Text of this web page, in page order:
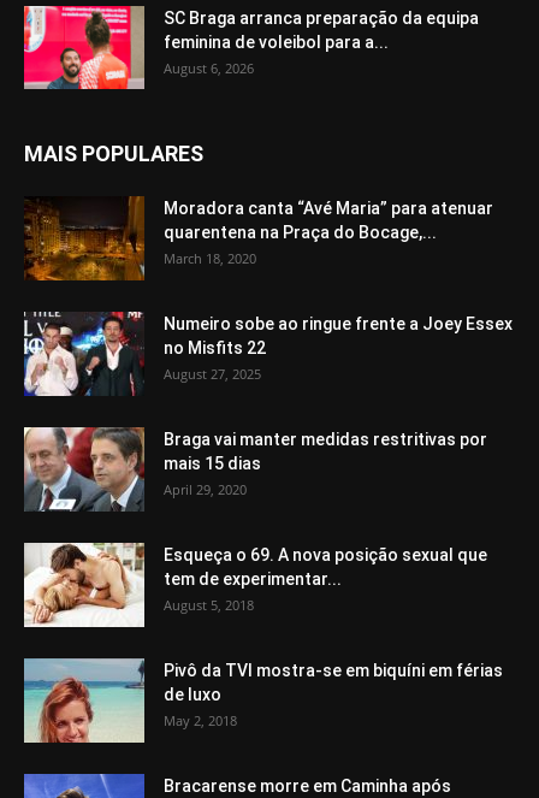
SC Braga arranca preparação da equipa
feminina de voleibol para a...
August 6, 2026
MAIS POPULARES
Moradora canta “Avé Maria” para atenuar
quarentena na Praça do Bocage,...
March 18, 2020
Numeiro sobe ao ringue frente a Joey Essex
no Misfits 22
August 27, 2025
Braga vai manter medidas restritivas por
mais 15 dias
April 29, 2020
Esqueça o 69. A nova posição sexual que
tem de experimentar...
August 5, 2018
Pivô da TVI mostra-se em biquíni em férias
de luxo
May 2, 2018
Bracarense morre em Caminha após